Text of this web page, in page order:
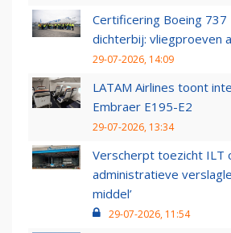
Certificering Boeing 737
dichterbij: vliegproeven
29-07-2026, 14:09
LATAM Airlines toont
Embraer E195-E2
29-07-2026, 13:34
Verscherpt toezicht ILT
administratieve
middel’
29-07-2026, 11:54